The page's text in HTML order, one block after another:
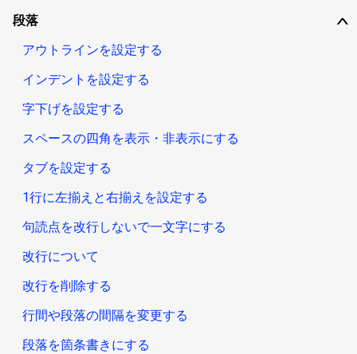
∨
段落
アウトラインを設定する
インデントを設定する
字下げを設定する
スペースの四角を表示・非表示にする
タブを設定する
1行に左揃えと右揃えを設定する
句読点を改行しないで一文字にする
改行について
改行を削除する
行間や段落の間隔を変更する
段落を箇条書きにする